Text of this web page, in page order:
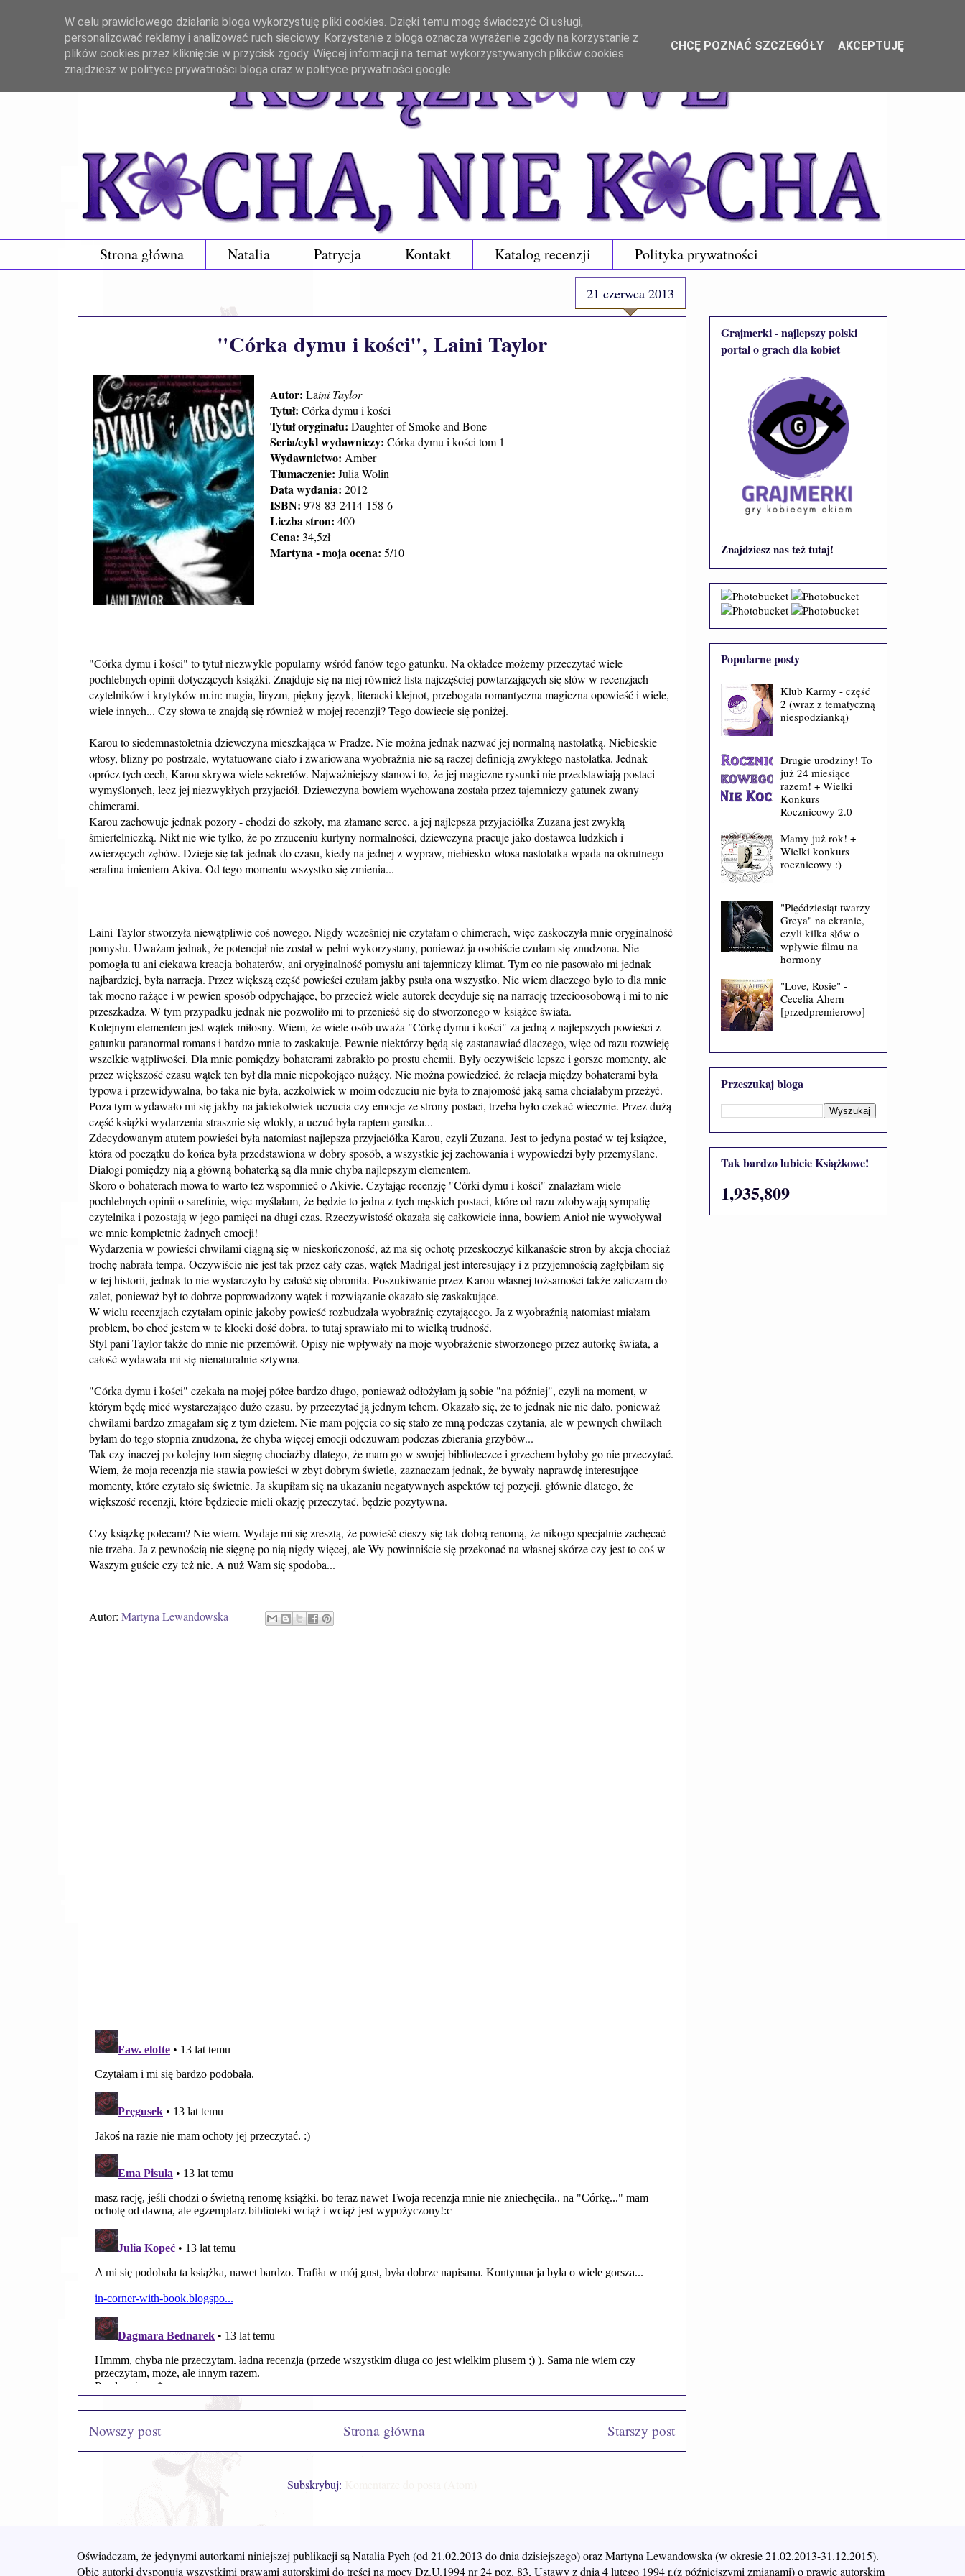
Strona główna Natalia Patrycja Kontakt Katalog recenzji Polityka prywatności
21 czerwca 2013
"Córka dymu i kości", Laini Taylor
Autor: Laini Taylor
Tytuł: Córka dymu i kości
Tytuł oryginału: Daughter of Smoke and Bone
Seria/cykl wydawniczy: Córka dymu i kości tom 1
Wydawnictwo: Amber
Tłumaczenie: Julia Wolin
Data wydania: 2012
ISBN: 978-83-2414-158-6
Liczba stron: 400
Cena: 34,5zł
Martyna - moja ocena: 5/10
"Córka dymu i kości" to tytuł niezwykle popularny wśród fanów tego gatunku. Na okładce możemy przeczytać wiele
pochlebnych opinii dotyczących książki. Znajduje się na niej również lista najczęściej powtarzających się słów w recenzjach
czytelników i krytyków m.in: magia, liryzm, piękny język, literacki klejnot, przebogata romantyczna magiczna opowieść i wiele,
wiele innych... Czy słowa te znajdą się również w mojej recenzji? Tego dowiecie się poniżej.
Karou to siedemnastoletnia dziewczyna mieszkająca w Pradze. Nie można jednak nazwać jej normalną nastolatką. Niebieskie
włosy, blizny po postrzale, wytatuowane ciało i zwariowana wyobraźnia nie są raczej definicją zwykłego nastolatka. Jednak
oprócz tych cech, Karou skrywa wiele sekretów. Najważniejszy stanowi to, że jej magiczne rysunki nie przedstawiają postaci
wymyślonych, lecz jej niezwykłych przyjaciół. Dziewczyna bowiem wychowana została przez tajemniczy gatunek zwany
chimerami.
Karou zachowuje jednak pozory - chodzi do szkoły, ma złamane serce, a jej najlepsza przyjaciółka Zuzana jest zwykłą
śmiertelniczką. Nikt nie wie tylko, że po zrzuceniu kurtyny normalności, dziewczyna pracuje jako dostawca ludzkich i
zwierzęcych zębów. Dzieje się tak jednak do czasu, kiedy na jednej z wypraw, niebiesko-włosa nastolatka wpada na okrutnego
serafina imieniem Akiva. Od tego momentu wszystko się zmienia...
Laini Taylor stworzyła niewątpliwie coś nowego. Nigdy wcześniej nie czytałam o chimerach, więc zaskoczyła mnie oryginalność
pomysłu. Uważam jednak, że potencjał nie został w pełni wykorzystany, ponieważ ja osobiście czułam się znudzona. Nie
pomogła tu ani ciekawa kreacja bohaterów, ani oryginalność pomysłu ani tajemniczy klimat. Tym co nie pasowało mi jednak
najbardziej, była narracja. Przez większą część powieści czułam jakby psuła ona wszystko. Nie wiem dlaczego było to dla mnie
tak mocno rażące i w pewien sposób odpychające, bo przecież wiele autorek decyduje się na narrację trzecioosobową i mi to nie
przeszkadza. W tym przypadku jednak nie pozwoliło mi to przenieść się do stworzonego w książce świata.
Kolejnym elementem jest wątek miłosny. Wiem, że wiele osób uważa "Córkę dymu i kości" za jedną z najlepszych powieści z
gatunku paranormal romans i bardzo mnie to zaskakuje. Pewnie niektórzy będą się zastanawiać dlaczego, więc od razu rozwieję
wszelkie wątpliwości. Dla mnie pomiędzy bohaterami zabrakło po prostu chemii. Były oczywiście lepsze i gorsze momenty, ale
przez większość czasu wątek ten był dla mnie niepokojąco nużący. Nie można powiedzieć, że relacja między bohaterami była
typowa i przewidywalna, bo taka nie była, aczkolwiek w moim odczuciu nie była to znajomość jaką sama chciałabym przeżyć.
Poza tym wydawało mi się jakby na jakiekolwiek uczucia czy emocje ze strony postaci, trzeba było czekać wiecznie. Przez dużą
część książki wydarzenia strasznie się wlokły, a uczuć była raptem garstka...
Zdecydowanym atutem powieści była natomiast najlepsza przyjaciółka Karou, czyli Zuzana. Jest to jedyna postać w tej książce,
która od początku do końca była przedstawiona w dobry sposób, a wszystkie jej zachowania i wypowiedzi były przemyślane.
Dialogi pomiędzy nią a główną bohaterką są dla mnie chyba najlepszym elementem.
Skoro o bohaterach mowa to warto też wspomnieć o Akivie. Czytając recenzję "Córki dymu i kości" znalazłam wiele
pochlebnych opinii o sarefinie, więc myślałam, że będzie to jedna z tych męskich postaci, które od razu zdobywają sympatię
czytelnika i pozostają w jego pamięci na długi czas. Rzeczywistość okazała się całkowicie inna, bowiem Anioł nie wywoływał
we mnie kompletnie żadnych emocji!
Wydarzenia w powieści chwilami ciągną się w nieskończoność, aż ma się ochotę przeskoczyć kilkanaście stron by akcja chociaż
trochę nabrała tempa. Oczywiście nie jest tak przez cały czas, wątek Madrigal jest interesujący i z przyjemnością zagłębiłam się
w tej historii, jednak to nie wystarczyło by całość się obroniła. Poszukiwanie przez Karou własnej tożsamości także zaliczam do
zalet, ponieważ był to dobrze poprowadzony wątek i rozwiązanie okazało się zaskakujące.
W wielu recenzjach czytałam opinie jakoby powieść rozbudzała wyobraźnię czytającego. Ja z wyobraźnią natomiast miałam
problem, bo choć jestem w te klocki dość dobra, to tutaj sprawiało mi to wielką trudność.
Styl pani Taylor także do mnie nie przemówił. Opisy nie wpływały na moje wyobrażenie stworzonego przez autorkę świata, a
całość wydawała mi się nienaturalnie sztywna.
"Córka dymu i kości" czekała na mojej półce bardzo długo, ponieważ odłożyłam ją sobie "na później", czyli na moment, w
którym będę mieć wystarczająco dużo czasu, by przeczytać ją jednym tchem. Okazało się, że to jednak nic nie dało, ponieważ
chwilami bardzo zmagałam się z tym dziełem. Nie mam pojęcia co się stało ze mną podczas czytania, ale w pewnych chwilach
byłam do tego stopnia znudzona, że chyba więcej emocji odczuwam podczas zbierania grzybów...
Tak czy inaczej po kolejny tom sięgnę chociażby dlatego, że mam go w swojej biblioteczce i grzechem byłoby go nie przeczytać.
Wiem, że moja recenzja nie stawia powieści w zbyt dobrym świetle, zaznaczam jednak, że bywały naprawdę interesujące
momenty, które czytało się świetnie. Ja skupiłam się na ukazaniu negatywnych aspektów tej pozycji, głównie dlatego, że
większość recenzji, które będziecie mieli okazję przeczytać, będzie pozytywna.
Czy książkę polecam? Nie wiem. Wydaje mi się zresztą, że powieść cieszy się tak dobrą renomą, że nikogo specjalnie zachęcać
nie trzeba. Ja z pewnością nie sięgnę po nią nigdy więcej, ale Wy powinniście się przekonać na własnej skórze czy jest to coś w
Waszym guście czy też nie. A nuż Wam się spodoba...
Autor: Martyna Lewandowska
Nowszy post Starszy post
Strona główna
Subskrybuj:
Grajmerki - najlepszy polski
portal o grach dla kobiet
Znajdziesz nas też tutaj!
Popularne posty
Klub Karmy - część
2 (wraz z tematyczną
niespodzianką)
Drugie urodziny! To
już 24 miesiące
razem! + Wielki
Konkurs
Rocznicowy 2.0
Mamy już rok! +
Wielki konkurs
rocznicowy :)
"Pięćdziesiąt twarzy
Greya" na ekranie,
czyli kilka słów o
wpływie filmu na
hormony
"Love, Rosie" -
Cecelia Ahern
[przedpremierowo]
Przeszukaj bloga
Tak bardzo lubicie Książkowe!
1,935,809
Oświadczam, że jedynymi autorkami niniejszej publikacji są Natalia Pych (od 21.02.2013 do dnia dzisiejszego) oraz Martyna Lewandowska (w okresie 21.02.2013-31.12.2015).
Obie autorki dysponują wszystkimi prawami autorskimi do treści na mocy Dz.U.1994 nr 24 poz. 83, Ustawy z dnia 4 lutego 1994 r.(z późniejszymi zmianami) o prawie autorskim
W celu prawidłowego działania bloga wykorzystuję pliki cookies. Dzięki temu mogę świadczyć Ci usługi,
personalizować reklamy i analizować ruch sieciowy. Korzystanie z bloga oznacza wyrażenie zgody na korzystanie z
plików cookies przez kliknięcie w przycisk zgody. Więcej informacji na temat wykorzystywanych plików cookies
znajdziesz w polityce prywatności bloga oraz w polityce prywatności google
CHCĘ POZNAĆ SZCZEGÓŁY AKCEPTUJĘ